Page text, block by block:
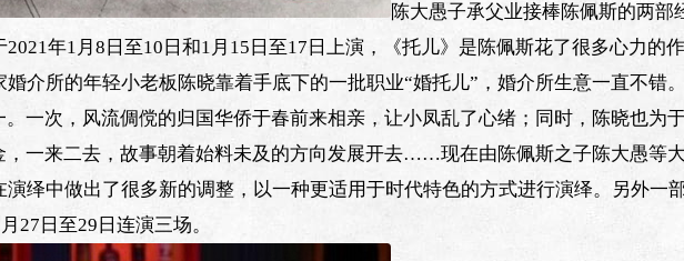
陈大愚子承父业接棒陈佩斯的两部
年1月8日至10日和1月15日至17日上演，《托儿》是陈佩斯花了很多心力的
介所的年轻小老板陈晓靠着手底下的一批职业“婚托儿”，婚介所生意一直不错
一次，风流倜傥的归国华侨于春前来相亲，让小凤乱了心绪；同时，陈晓也为
，一来二去，故事朝着始料未及的方向发展开去……现在由陈佩斯之子陈大愚等
绎中做出了很多新的调整，以一种更适用于时代特色的方式进行演绎。另外一
27日至29日连演三场。